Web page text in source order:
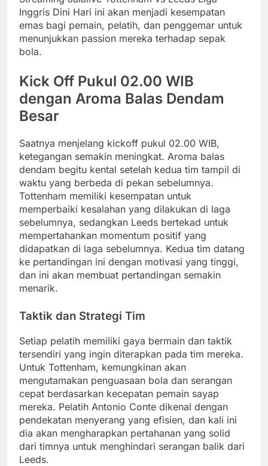
Inggris Dini Hari ini akan menjadi kesempatan
emas bagi pemain, pelatih, dan penggemar untuk
menunjukkan passion mereka terhadap sepak
bola.
Kick Off Pukul 02.00 WIB
dengan Aroma Balas Dendam
Besar
Saatnya menjelang kickoff pukul 02.00 WIB,
ketegangan semakin meningkat. Aroma balas
dendam begitu kental setelah kedua tim tampil di
waktu yang berbeda di pekan sebelumnya.
Tottenham memiliki kesempatan untuk
memperbaiki kesalahan yang dilakukan di laga
sebelumnya, sedangkan Leeds bertekad untuk
mempertahankan momentum positif yang
didapatkan di laga sebelumnya. Kedua tim datang
ke pertandingan ini dengan motivasi yang tinggi,
dan ini akan membuat pertandingan semakin
menarik.
Taktik dan Strategi Tim
Setiap pelatih memiliki gaya bermain dan taktik
tersendiri yang ingin diterapkan pada tim mereka.
Untuk Tottenham, kemungkinan akan
mengutamakan penguasaan bola dan serangan
cepat berdasarkan kecepatan pemain sayap
mereka. Pelatih Antonio Conte dikenal dengan
pendekatan menyerang yang efisien, dan kali ini
dia akan mengharapkan pertahanan yang solid
dari timnya untuk menghindari serangan balik dari
Leeds.